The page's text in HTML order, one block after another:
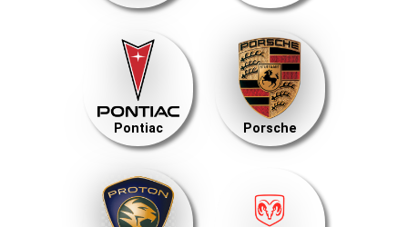
Pontiac Porsche